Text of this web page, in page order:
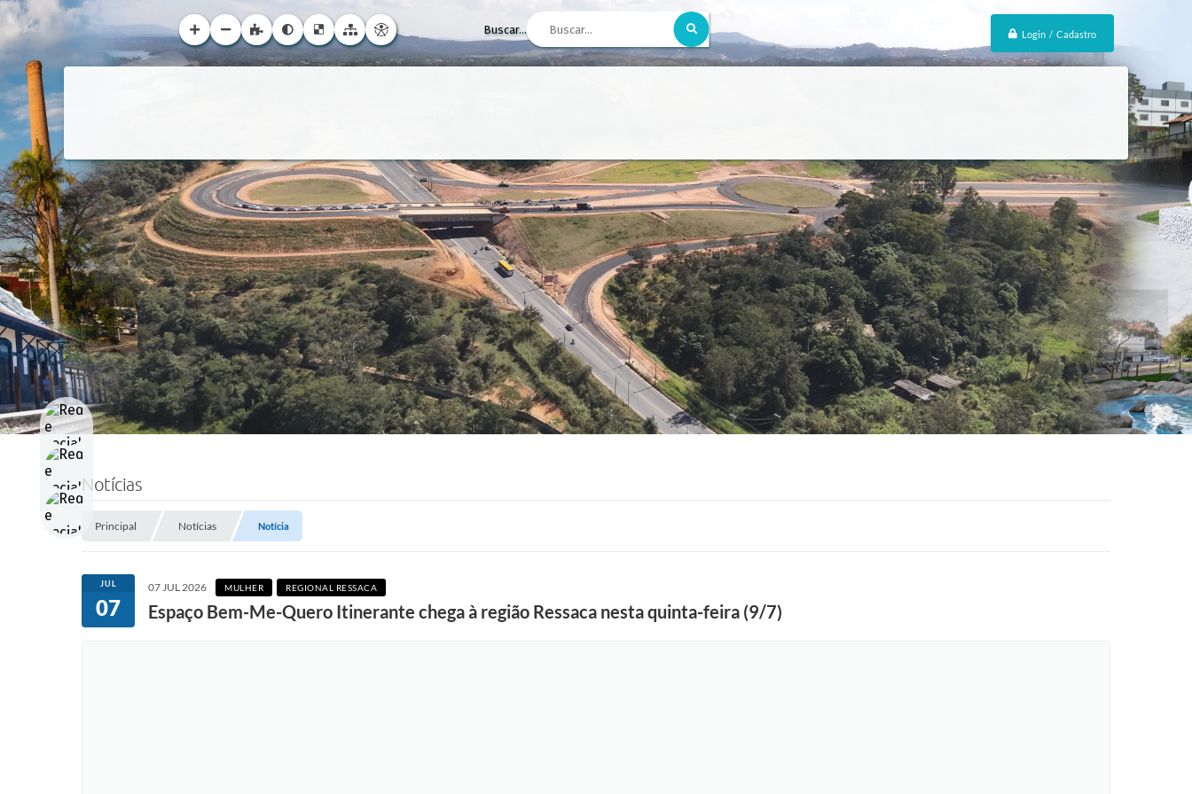
Login / Cadastro
Buscar...
Notícias
Principal Notícias Notícia
JUL
07
07 JUL 2026 MULHER REGIONAL RESSACA
Espaço Bem-Me-Quero Itinerante chega à região Ressaca nesta quinta-feira (9/7)
t
o